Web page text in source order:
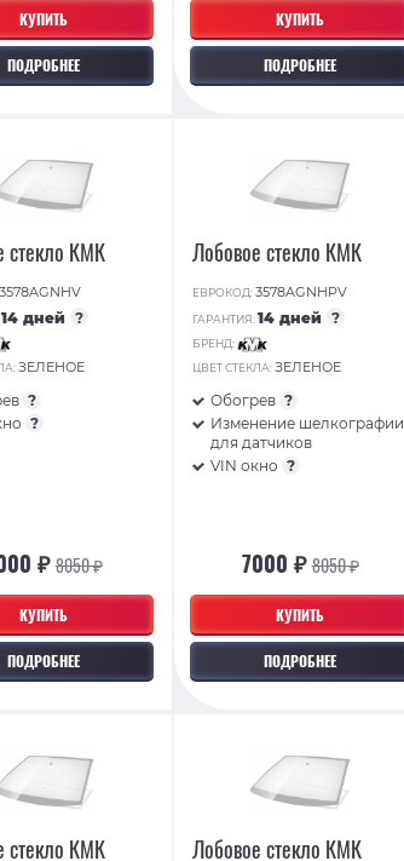
КУПИТЬ
ПОДРОБНЕЕ
КУПИТЬ
ПОДРОБНЕЕ
КУПИТЬ
ПОДРОБНЕЕ
стекло КМК
3578AGNHV
14 дней ?
ЗЕЛЕНОЕ
?
?
₽8050 ₽
КУПИТЬ
ПОДРОБНЕЕ
Лобовое стекло КМК
ЕВРОКОД:3578AGNHPV
ГАРАНТИЯ:14 дней ?
БРЕНД:
ЦВЕТ СТЕКЛА:ЗЕЛЕНОЕ
Обогрев ?
Изменение шелкографии
для датчиков
VIN окно ?
7000 ₽8050 ₽
стекло КМК Лобовое стекло КМК